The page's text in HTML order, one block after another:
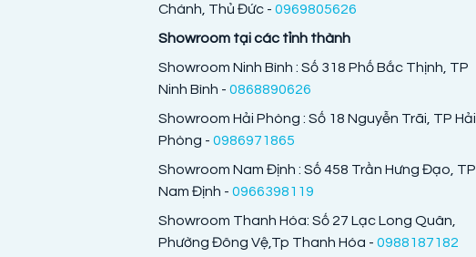
Chánh, Thủ Đức - 0969805626
Showroom tại các tỉnh thành
Showroom Ninh Bình : Số 318 Phố Bắc Thịnh, TP
Ninh Bình - 0868890626
Showroom Hải Phòng : Số 18 Nguyễn Trãi, TP Hải
Phòng - 0986971865
Showroom Nam Định : Số 458 Trần Hưng Đạo, TP
Nam Định - 0966398119
Showroom Thanh Hóa: Số 27 Lạc Long Quân,
Phường Đông Vệ,Tp Thanh Hóa - 0988187182